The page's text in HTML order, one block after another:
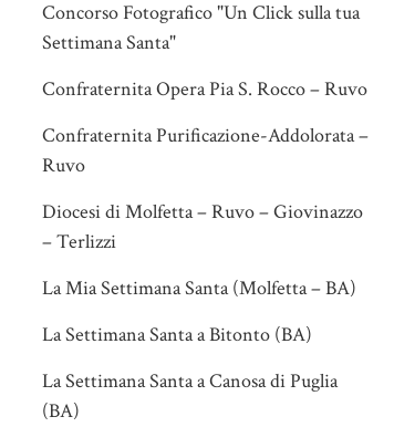
Concorso Fotografico "Un Click sulla tua
Settimana Santa"
Confraternita Opera Pia S. Rocco – Ruvo
Confraternita Purificazione-Addolorata –
Ruvo
Diocesi di Molfetta – Ruvo – Giovinazzo
– Terlizzi
La Mia Settimana Santa (Molfetta – BA)
La Settimana Santa a Bitonto (BA)
La Settimana Santa a Canosa di Puglia
(BA)